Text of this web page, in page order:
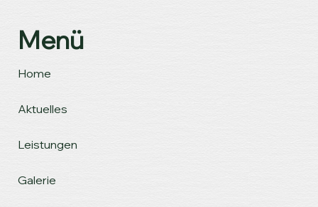
Menü
Home
Aktuelles
Leistungen
Galerie